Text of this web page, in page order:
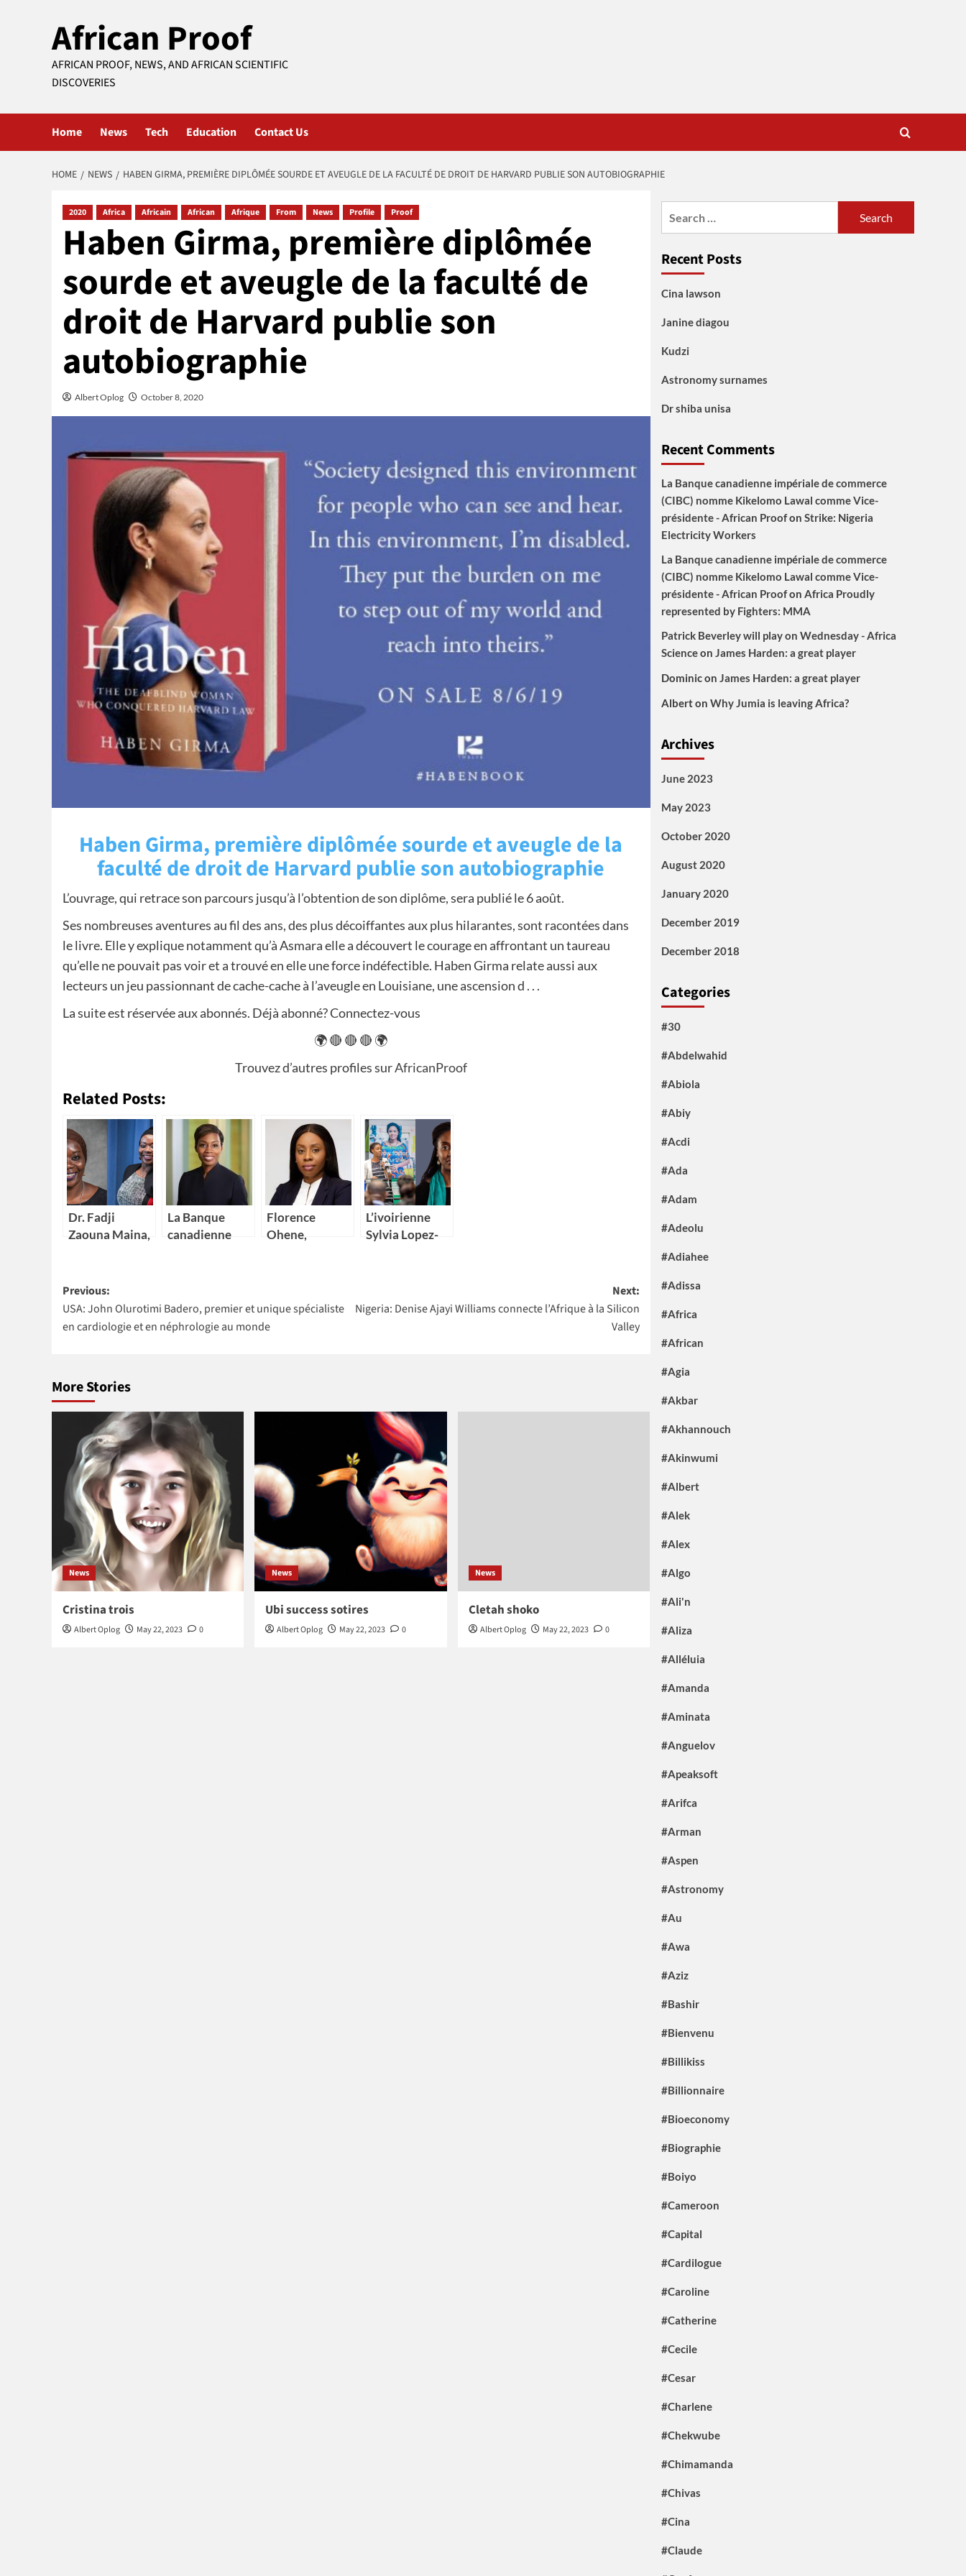
African Proof
AFRICAN PROOF, NEWS, AND AFRICAN SCIENTIFIC
DISCOVERIES
Home News Tech Education Contact Us
HOME NEWS HABEN GIRMA, PREMIÈRE DIPLÔMÉE SOURDE ET AVEUGLE DE LA FACULTÉ DE DROIT DE HARVARD PUBLIE SON AUTOBIOGRAPHIE
2020 Africa Africain African Afrique From News Profile Proof
Haben Girma, première diplômée
sourde et aveugle de la faculté de
droit de Harvard publie son
autobiographie
Albert Oplog October 8, 2020
Haben Girma, première diplômée sourde et aveugle de la
faculté de droit de Harvard publie son autobiographie
L’ouvrage, qui retrace son parcours jusqu’à l’obtention de son diplôme, sera publié le 6 août.
Ses nombreuses aventures au fil des ans, des plus décoiffantes aux plus hilarantes, sont racontées dans
le livre. Elle y explique notamment qu’à Asmara elle a découvert le courage en affrontant un taureau
qu’elle ne pouvait pas voir et a trouvé en elle une force indéfectible. Haben Girma relate aussi aux
lecteurs un jeu passionnant de cache-cache à l’aveugle en Louisiane, une ascension d . . .
La suite est réservée aux abonnés. Déjà abonné? Connectez-vous
🌍 🔴 🔴 🔴 🌍
Trouvez d’autres profiles surAfricanProof
Related Posts:
Dr. Fadji
Zaouna Maina,
scientifique du
Niger à
intégrer la
La Banque
canadienne
Kikelomo
Lawal comme
Vice-
Florence
Ohene,
Ghana
L’ivoirienne
Sylvia Lopez-
Nations Unies
au Maroc
Post
navigation
Previous:
USA: John Olurotimi Badero, premier et unique spécialiste
en cardiologie et en néphrologie au monde
Next:
Nigeria: Denise Ajayi Williams connecte l’Afrique à la Silicon
Valley
More Stories
News
Cristina trois
Albert Oplog May 22, 2023 0
News
Ubi success sotires
Albert Oplog May 22, 2023 0
News
Cletah shoko
Albert Oplog May 22, 2023 0
Recent Posts
Cina lawson
Janine diagou
Kudzi
Astronomy surnames
Dr shiba unisa
Recent Comments
La Banque canadienne impériale de commerce
(CIBC) nomme Kikelomo Lawal comme Vice-
présidente - African Proofon Strike: Nigeria
Electricity Workers
La Banque canadienne impériale de commerce
(CIBC) nomme Kikelomo Lawal comme Vice-
présidente - African Proofon Africa Proudly
represented by Fighters: MMA
Patrick Beverley will play on Wednesday - Africa
Scienceon James Harden: a great player
Dominicon James Harden: a great player
Alberton Why Jumia is leaving Africa?
Archives
June 2023
May 2023
October 2020
August 2020
January 2020
December 2019
December 2018
Categories
#30
#Abdelwahid
#Abiola
#Abiy
#Acdi
#Ada
#Adam
#Adeolu
#Adiahee
#Adissa
#Africa
#African
#Agia
#Akbar
#Akhannouch
#Akinwumi
#Albert
#Alek
#Alex
#Algo
#Ali'n
#Aliza
#Alléluia
#Amanda
#Aminata
#Anguelov
#Apeaksoft
#Arifca
#Arman
#Aspen
#Astronomy
#Au
#Awa
#Aziz
#Bashir
#Bienvenu
#Billikiss
#Billionnaire
#Bioeconomy
#Biographie
#Boiyo
#Cameroon
#Capital
#Cardilogue
#Caroline
#Catherine
#Cecile
#Cesar
#Charlene
#Chekwube
#Chimamanda
#Chivas
#Cina
#Claude